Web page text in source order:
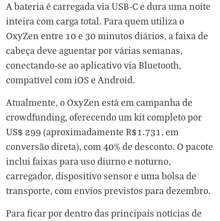
A bateria é carregada via USB-C e dura uma noite
inteira com carga total. Para quem utiliza o
OxyZen entre 10 e 30 minutos diários, a faixa de
cabeça deve aguentar por várias semanas,
conectando-se ao aplicativo via Bluetooth,
compatível com iOS e Android.
Atualmente, o OxyZen está em campanha de
crowdfunding, oferecendo um kit completo por
US$ 299 (aproximadamente R$1.731, em
conversão direta), com 40% de desconto. O pacote
inclui faixas para uso diurno e noturno,
carregador, dispositivo sensor e uma bolsa de
transporte, com envios previstos para dezembro.
Para ficar por dentro das principais notícias de